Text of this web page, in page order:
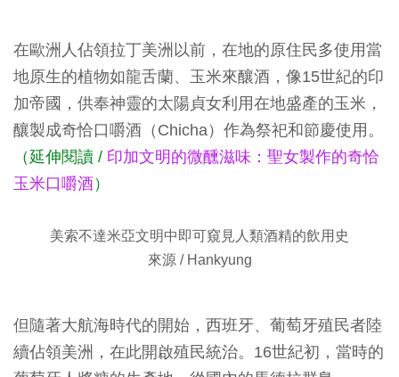
在歐洲人佔領拉丁美洲以前，在地的原住民多使用當
地原生的植物如龍舌蘭、玉米來釀酒，像15世紀的印
加帝國，供奉神靈的太陽貞女利用在地盛產的玉米，
釀製成奇恰口嚼酒（Chicha）作為祭祀和節慶使用。
（延伸閱讀 / 印加文明的微醺滋味：聖女製作的奇恰
玉米口嚼酒 ）
美索不達米亞文明中即可窺見人類酒精的飲用史
來源 / Hankyung
但隨著大航海時代的開始，西班牙、葡萄牙殖民者陸
續佔領美洲，在此開啟殖民統治。16世紀初，當時的